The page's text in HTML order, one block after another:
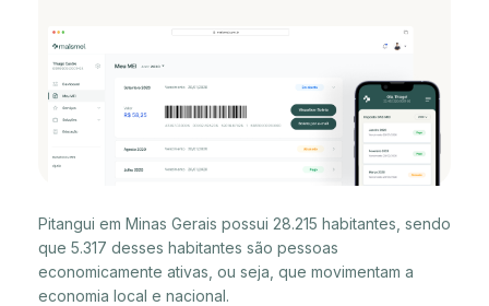
Pitangui em Minas Gerais possui 28.215 habitantes, sendo
que 5.317 desses habitantes são pessoas
economicamente ativas, ou seja, que movimentam a
economia local e nacional.